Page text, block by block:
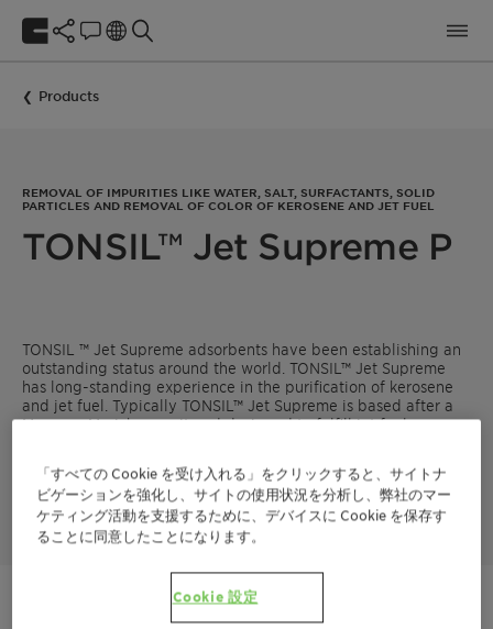
Products
REMOVAL OF IMPURITIES LIKE WATER, SALT, SURFACTANTS, SOLID
PARTICLES AND REMOVAL OF COLOR OF KEROSENE AND JET FUEL
TONSIL™ Jet Supreme P
TONSIL ™ Jet Supreme adsorbents have been establishing an
outstanding status around the world. TONSIL™ Jet Supreme
has long-standing experience in the purification of kerosene
and jet fuel. Typically TONSIL™ Jet Supreme is based after a
Merox or Merichem unit and designed to fulfill jet fuel
fuel from impurities like water, salts, surfactants, solid
particles. Jet Supreme P will further remove or stabilize color.
ご連絡ください
「すべての Cookie を受け入れる」をクリックすると、サイトナ
ビゲーションを強化し、サイトの使用状況を分析し、弊社のマー
ケティング活動を支援するために、デバイスに Cookie を保存す
ることに同意したことになります。
Cookie 設定